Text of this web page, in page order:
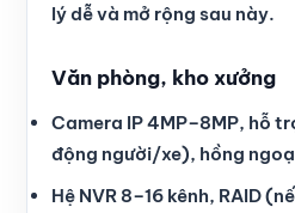
lý dễ và mở rộng sau này.
Văn phòng, kho xưởng
Camera IP 4MP–8MP, hỗ
động người/xe), hồng
Hệ NVR 8–16 kênh, RAID